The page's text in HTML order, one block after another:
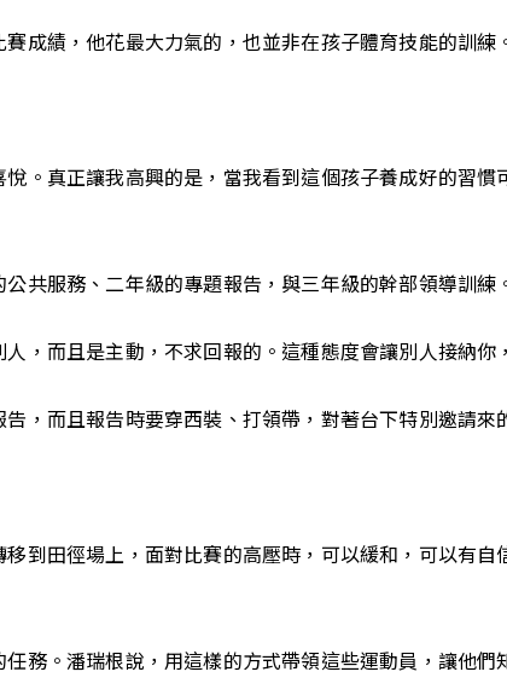
成績，他花最大力氣的，也並非在孩子體育技能的訓練
。真正讓我高興的是，當我看到這個孩子養成好的習
共服務、二年級的專題報告，與三年級的幹部領導訓練
，而且是主動，不求回報的。這種態度會讓別人接納你
，而且報告時要穿西裝、打領帶，對著台下特別邀請來
到田徑場上，面對比賽的高壓時，可以緩和，可以有
務。潘瑞根說，用這樣的方式帶領這些運動員，讓他